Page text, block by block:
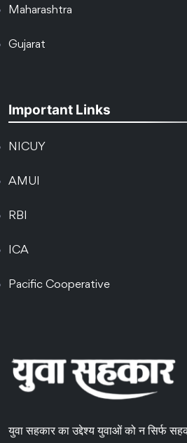
Maharashtra
Gujarat
Important Links
NICUY
AMUI
RBI
ICA
Pacific Cooperative
युवा सहकार का उद्देश्य युवाओं को न सिर्फ